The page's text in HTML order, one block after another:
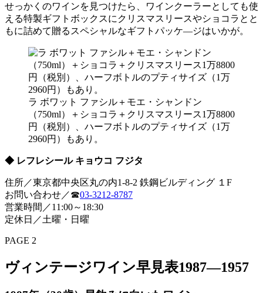
せっかくのワインを見つけたら、ワインクーラーとしても使
える特製ギフトボックスにクリスマスリースやショコラとと
もに詰めて贈るスペシャルなギフトパッケ―ジはいかが。
ラ ボワット ファシル＋モエ・シャンドン
（750ml）＋ショコラ＋クリスマスリース1万8800
円（税別）、ハーフボトルのプティサイズ（1万
2960円）もあり。
◆ レフレシール キョウコ フジタ
住所／東京都中央区丸の内1-8-2 鉄鋼ビルディング １F
お問い合わせ／☎03-3212-8787
営業時間／11:00～18:30
定休日／土曜・日曜
PAGE 2
ヴィンテージワイン早見表1987―1957